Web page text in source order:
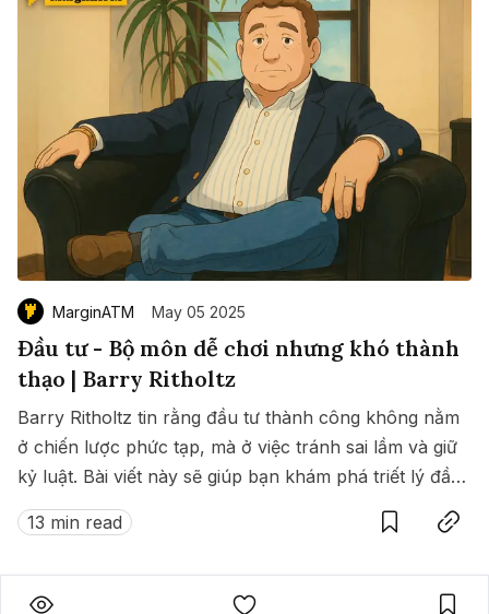
MarginATM May 05 2025
Đầu tư - Bộ môn dễ chơi nhưng khó thành
thạo | Barry Ritholtz
Barry Ritholtz tin rằng đầu tư thành công không nằm
ở chiến lược phức tạp, mà ở việc tránh sai lầm và giữ
kỷ luật. Bài viết này sẽ giúp bạn khám phá triết lý đầu
tư đơn giản nhưng sâu sắc của ông giữa thế giới tài
chính biến động.
13 min read
Save Copy link